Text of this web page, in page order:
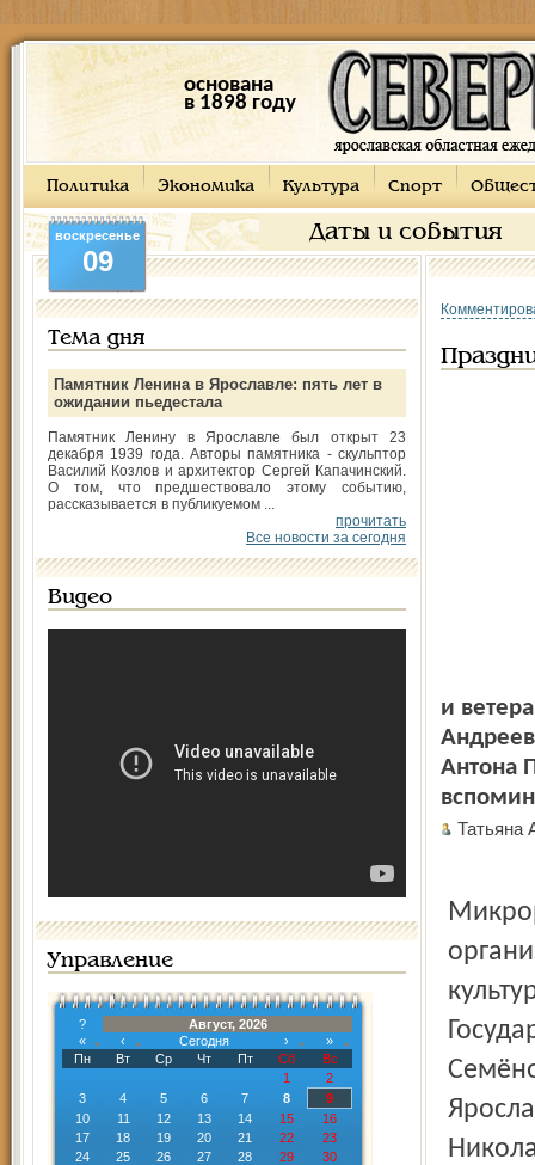
основана
в 1898 году
Политика Экономика Культура Спорт
Даты и события
воскресенье
09
Тема дня
Памятник Ленина в Ярославле: пять лет в
ожидании пьедестала
Памятник Ленину в Ярославле был открыт 23
декабря 1939 года. Авторы памятника - скульптор
Василий Козлов и архитектор Сергей Капачинский.
О том, что предшествовало этому событию,
рассказывается в публикуемом ...
прочитать
Все новости за сегодня
Видео
Управление
?
Август, 2026
«
‹ Сегодня ›
»
Пн
Вт Ср Чт Пт Сб
Вс
1
2
3
4 5 6 7 8
9
10
11 12 13 14 15
16
17
18 19 20 21 22
23
24
25 26 27 28 29
30
и
Антона